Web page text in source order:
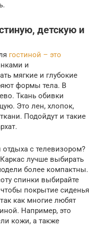
детскую и
гостиной – это
и
мягкие и глубокие
формы тела. В
Ткань обивки
Это лен, хлопок,
Подойдут и такие
с телевизором?
лучше выбирать
более компактны.
спинки выбирайте
покрытие сиденья
как многие любят
Например, это
кожи, а также